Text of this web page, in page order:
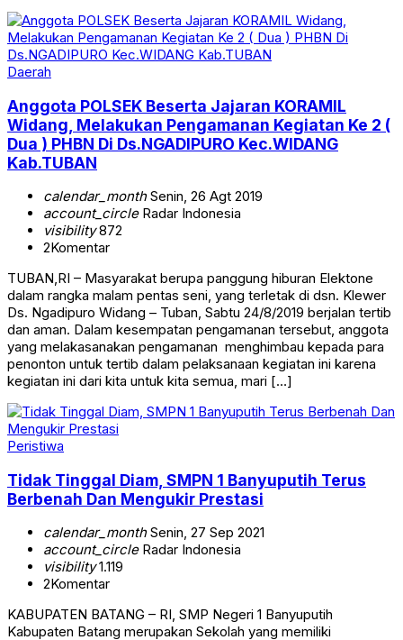
Daerah
Anggota POLSEK Beserta Jajaran KORAMIL
Widang, Melakukan Pengamanan Kegiatan Ke 2 (
Dua ) PHBN Di Ds.NGADIPURO Kec.WIDANG
Kab.TUBAN
calendar_monthSenin, 26 Agt 2019
account_circleRadar Indonesia
visibility872
2Komentar
TUBAN,RI – Masyarakat berupa panggung hiburan Elektone
dalam rangka malam pentas seni, yang terletak di dsn. Klewer
Ds. Ngadipuro Widang – Tuban, Sabtu 24/8/2019 berjalan tertib
dan aman. Dalam kesempatan pengamanan tersebut, anggota
yang melakasanakan pengamanan menghimbau kepada para
penonton untuk tertib dalam pelaksanaan kegiatan ini karena
kegiatan ini dari kita untuk kita semua, mari […]
Peristiwa
Tidak Tinggal Diam, SMPN 1 Banyuputih Terus
Berbenah Dan Mengukir Prestasi
calendar_monthSenin, 27 Sep 2021
account_circleRadar Indonesia
visibility1.119
2Komentar
KABUPATEN BATANG – RI, SMP Negeri 1 Banyuputih
Kabupaten Batang merupakan Sekolah yang memiliki